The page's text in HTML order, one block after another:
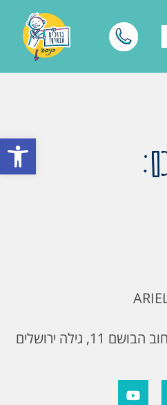
פתח
גילה ירושלים